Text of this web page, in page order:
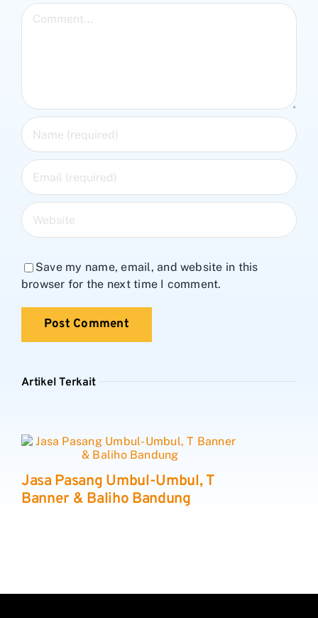
Comment
Save my name, email, and website in this
browser for the next time I comment.
Artikel Terkait
Jasa Pasang Umbul-Umbul, T
Banner & Baliho Bandung